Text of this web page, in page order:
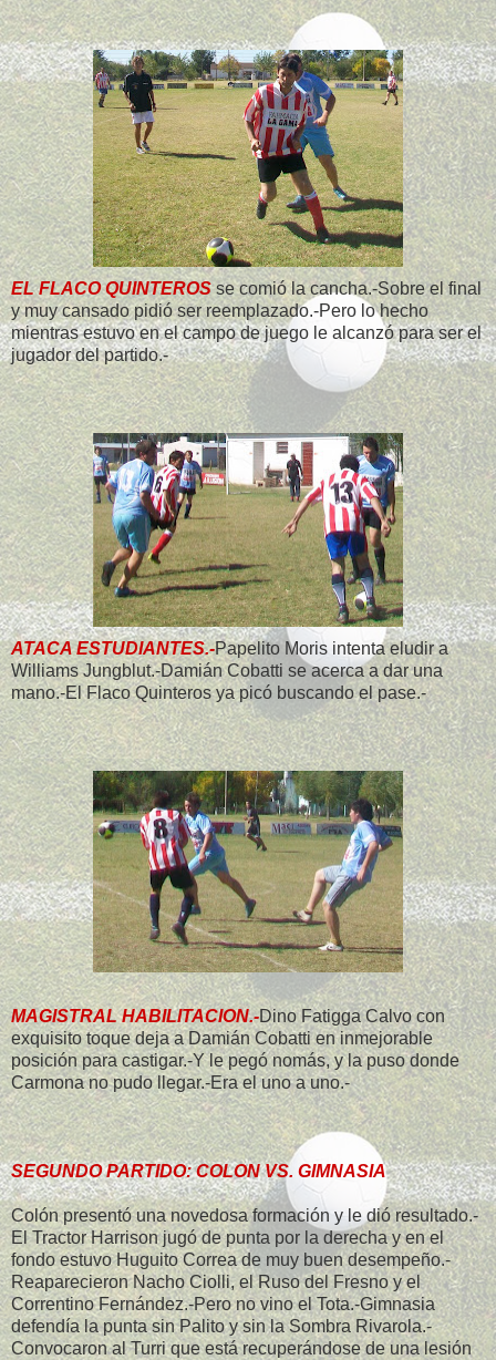
EL FLACO QUINTEROSse comió la cancha.-Sobre el final
y muy cansado pidió ser reemplazado.-Pero lo hecho
mientras estuvo en el campo de juego le alcanzó para ser el
jugador del partido.-
ATACA ESTUDIANTES.-Papelito Moris intenta eludir a
Williams Jungblut.-Damián Cobatti se acerca a dar una
mano.-El Flaco Quinteros ya picó buscando el pase.-
MAGISTRAL HABILITACION.-Dino Fatigga Calvo con
exquisito toque deja a Damián Cobatti en inmejorable
posición para castigar.-Y le pegó nomás, y la puso donde
Carmona no pudo llegar.-Era el uno a uno.-
SEGUNDO PARTIDO: COLON VS. GIMNASIA
Colón presentó una novedosa formación y le dió resultado.-
El Tractor Harrison jugó de punta por la derecha y en el
fondo estuvo Huguito Correa de muy buen desempeño.-
Reaparecieron Nacho Ciolli, el Ruso del Fresno y el
Correntino Fernández.-Pero no vino el Tota.-Gimnasia
defendía la punta sin Palito y sin la Sombra Rivarola.-
Convocaron al Turri que está recuperándose de una lesión